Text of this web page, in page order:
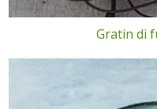
Gratin di